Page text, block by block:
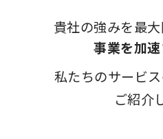
貴社の強みを最大
事業を加速
私たちのサービ
ご紹介